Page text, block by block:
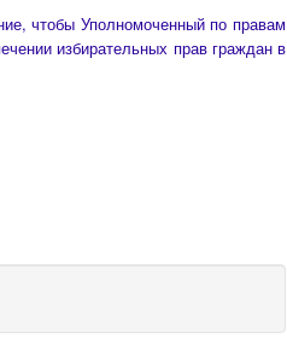
чтобы Уполномоченный по правам
избирательных прав граждан в